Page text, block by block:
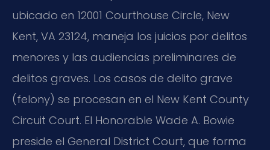
ubicado en 12001 Courthouse Circle, New
Kent, VA 23124, maneja los juicios por delitos
menores y las audiencias preliminares de
delitos graves. Los casos de delito grave
(felony) se procesan en el New Kent County
Circuit Court. El Honorable Wade A. Bowie
preside el General District Court, que forma